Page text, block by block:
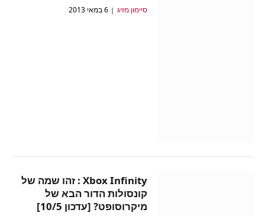
סיימון מזיג 6 במאי 2013
Xbox Infinity : זהו שמה של
קונסולות הדור הבא של
מיקרוסופט? [עדכון 10/5]